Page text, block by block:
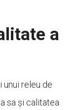
a
releu de
sa și calitatea